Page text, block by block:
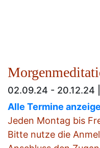
02.09.24 - 20.12.24
Alle Termine
Jeden Montag bis
Bitte nutze die